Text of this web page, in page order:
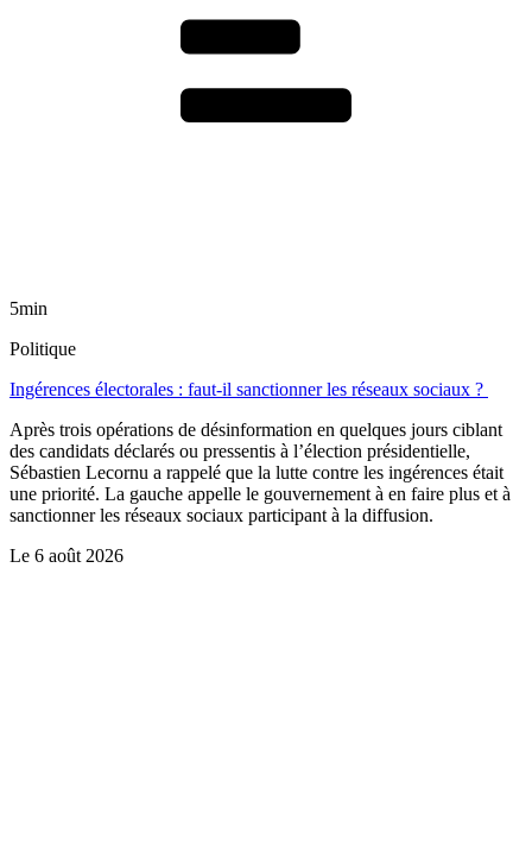
5min
Politique
Ingérences électorales : faut-il sanctionner les réseaux sociaux ?
Après trois opérations de désinformation en quelques jours ciblant
des candidats déclarés ou pressentis à l’élection présidentielle,
Sébastien Lecornu a rappelé que la lutte contre les ingérences était
une priorité. La gauche appelle le gouvernement à en faire plus et à
sanctionner les réseaux sociaux participant à la diffusion.
Le 6 août 2026